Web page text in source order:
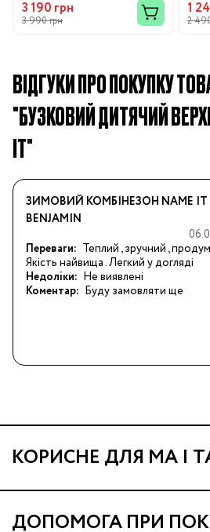
3 190 грн
3 990 грн
1
2
ВІДГУКИ ПРО ПОКУПКУ
"БУЗКОВИЙ ДИТЯЧИЙ
IT"
ЗИМОВИЙ КОМБІНЕЗОН NAME IT
BENJAMIN
Переваги: Теплий , зручний ,
Якість найвища . Легкий у догляді
Недоліки: Не виявлені
Коментар: Буду замовляти ще
КОРИСНЕ ДЛЯ МА І
Про МА та Маминих
Програма Ма Кешбек
ДОПОМОГА ПРИ